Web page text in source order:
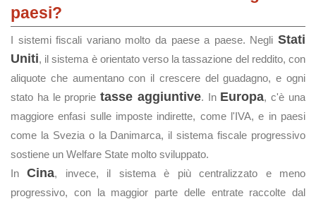
paesi?
I sistemi fiscali variano molto da paese a paese. Negli Stati
Uniti, il sistema è orientato verso la tassazione del reddito, con
aliquote che aumentano con il crescere del guadagno, e ogni
stato ha le proprietasse aggiuntive. In Europa, c'è una
maggiore enfasi sulle imposte indirette, come l'IVA, e in paesi
come la Svezia o la Danimarca, il sistema fiscale progressivo
sostiene un Welfare State molto sviluppato.
InCina, invece, il sistema è più centralizzato e meno
progressivo, con la maggior parte delle entrate raccolte dal